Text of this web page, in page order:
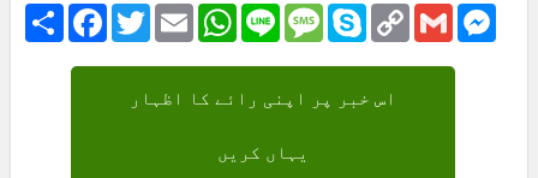
ShareFacebook
TwitterEmailWhatsApp
Line Message
SkypeCopy
Link
Gmail
اس خبر پر اپنی رائے کا اظہار
یہاں کریں